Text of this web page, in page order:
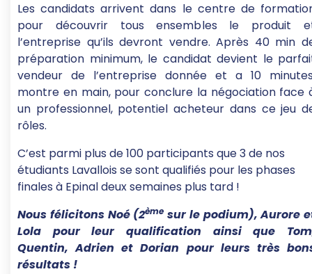
Les candidats arrivent dans le centre de
pour découvrir tous ensembles le produit
l’entreprise qu’ils devront vendre. Après 40 min
préparation minimum, le candidat devient le
vendeur de l’entreprise donnée et a 10
montre en main, pour conclure la négociation face
un professionnel, potentiel acheteur dans ce jeu
rôles.
C’est parmi plus de 100 participants que 3 de nos
étudiants Lavallois se sont qualifiés pour les phases
finales à Epinal deux semaines plus tard !
Nous félicitons Noé (2ème sur le podium), Aurore
Lola pour leur qualification ainsi que
Quentin, Adrien et Dorian pour leurs très
résultats !